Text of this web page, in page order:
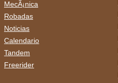
MecÃ¡nica
Robadas
Noticias
Calendario
Tandem
Freerider